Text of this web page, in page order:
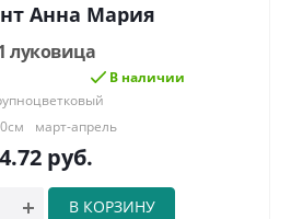
Анна Мария
луковица
В наличии
март-апрель
4.72 руб.
В КОРЗИНУ